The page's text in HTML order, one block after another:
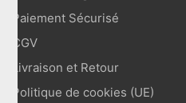
Paiement Sécurisé
CGV
Livraison et Retour
Politique de cookies (UE)